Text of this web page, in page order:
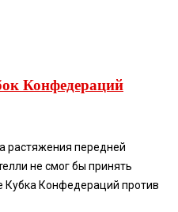
Конфедераций
растяжения передней
не смог бы принять
Кубка Конфедераций против